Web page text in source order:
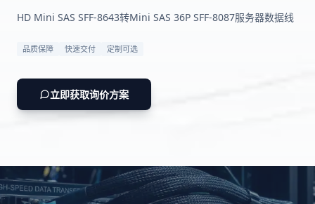
HD Mini SAS SFF-8643转Mini SAS 36P SFF-8087服务器数据线
品质保障 快速交付 定制可选
立即获取询价方案